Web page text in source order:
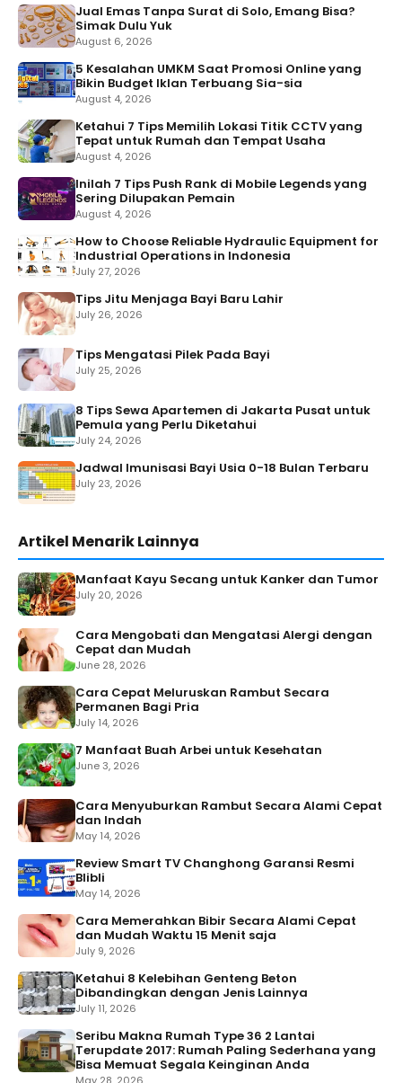
Jual Emas Tanpa Surat di Solo, Emang Bisa?
Simak Dulu Yuk
August 6, 2026
5 Kesalahan UMKM Saat Promosi Online yang
Bikin Budget Iklan Terbuang Sia-sia
August 4, 2026
Ketahui 7 Tips Memilih Lokasi Titik CCTV yang
Tepat untuk Rumah dan Tempat Usaha
August 4, 2026
Inilah 7 Tips Push Rank di Mobile Legends yang
Sering Dilupakan Pemain
August 4, 2026
How to Choose Reliable Hydraulic Equipment for
Industrial Operations in Indonesia
July 27, 2026
Tips Jitu Menjaga Bayi Baru Lahir
July 26, 2026
Tips Mengatasi Pilek Pada Bayi
July 25, 2026
8 Tips Sewa Apartemen di Jakarta Pusat untuk
Pemula yang Perlu Diketahui
July 24, 2026
Jadwal Imunisasi Bayi Usia 0-18 Bulan Terbaru
July 23, 2026
Artikel Menarik Lainnya
Manfaat Kayu Secang untuk Kanker dan Tumor
July 20, 2026
Cara Mengobati dan Mengatasi Alergi dengan
Cepat dan Mudah
June 28, 2026
Cara Cepat Meluruskan Rambut Secara
Permanen Bagi Pria
July 14, 2026
7 Manfaat Buah Arbei untuk Kesehatan
June 3, 2026
Cara Menyuburkan Rambut Secara Alami Cepat
dan Indah
May 14, 2026
Review Smart TV Changhong Garansi Resmi
Blibli
May 14, 2026
Cara Memerahkan Bibir Secara Alami Cepat
dan Mudah Waktu 15 Menit saja
July 9, 2026
Ketahui 8 Kelebihan Genteng Beton
Dibandingkan dengan Jenis Lainnya
July 11, 2026
Seribu Makna Rumah Type 36 2 Lantai
Terupdate 2017: Rumah Paling Sederhana yang
Bisa Memuat Segala Keinginan Anda
May 28, 2026